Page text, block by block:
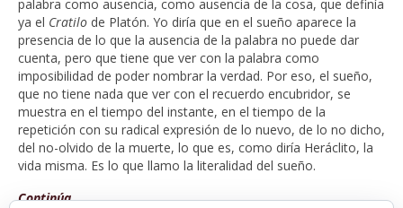
palabra como ausencia, como ausencia de la cosa, que definía
ya el Cratilo de Platón. Yo diría que en el sueño aparece la
presencia de lo que la ausencia de la palabra no puede dar
cuenta, pero que tiene que ver con la palabra como
imposibilidad de poder nombrar la verdad. Por eso, el sueño,
que no tiene nada que ver con el recuerdo encubridor, se
muestra en el tiempo del instante, en el tiempo de la
repetición con su radical expresión de lo nuevo, de lo no dicho,
del no-olvido de la muerte, lo que es, como diría Heráclito, la
vida misma. Es lo que llamo la literalidad del sueño.
Continúa…